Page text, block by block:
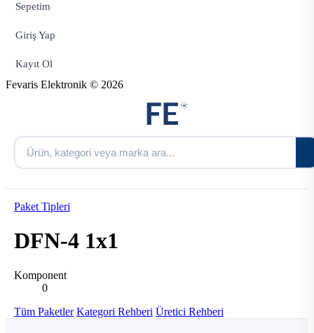
Sepetim
Giriş Yap
Kayıt Ol
Fevaris Elektronik © 2026
Paket Tipleri
DFN-4 1x1
Komponent
0
Tüm Paketler Kategori Rehberi Üretici Rehberi